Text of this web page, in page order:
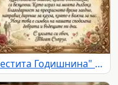
"Честита Годишнина" картичка: романтично послание от съпруг с рози и халки.